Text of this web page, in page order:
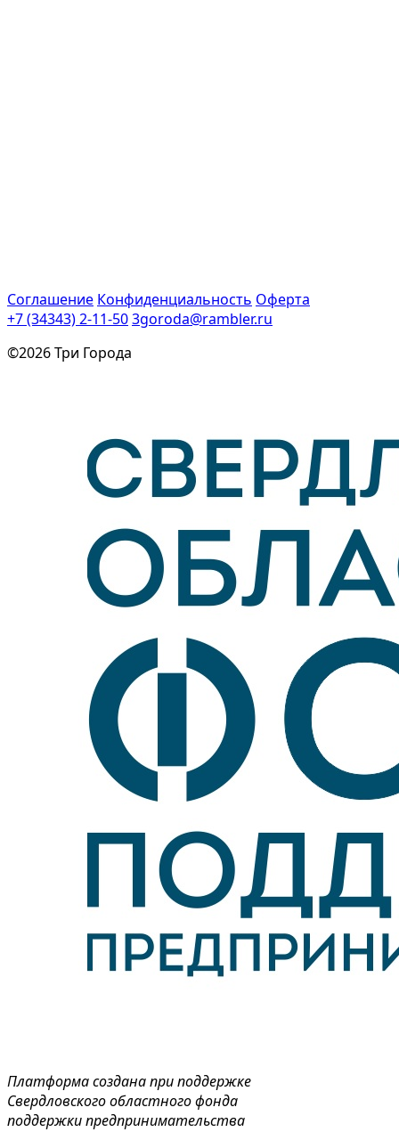
Соглашение Конфиденциальность Оферта
+7 (34343) 2-11-503goroda@rambler.ru
©2026 Три Города
Платформа создана при поддержке
Свердловского областного фонда
поддержки предпринимательства